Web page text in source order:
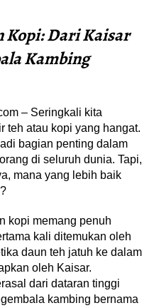
Kopi: Dari Kaisar
Kambing
– Seringkali kita
teh atau kopi yang hangat.
bagian penting dalam
di seluruh dunia. Tapi,
mana yang lebih baik
kopi memang penuh
kali ditemukan oleh
daun teh jatuh ke dalam
oleh Kaisar.
dari dataran tinggi
kambing bernama